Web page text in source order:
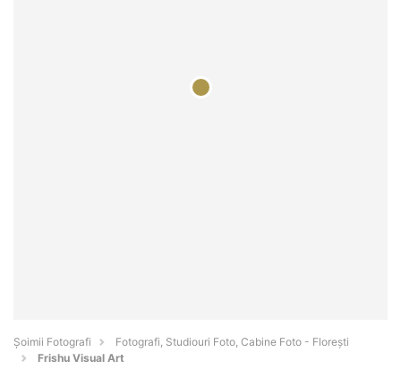
Șoimii Fotografi
Fotografi, Studiouri Foto, Cabine Foto - Floreşti
Frishu Visual Art